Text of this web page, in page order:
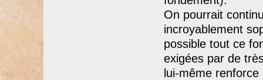
On pourrait
incroyablement
possible tout ce
exigées par de
lui-même